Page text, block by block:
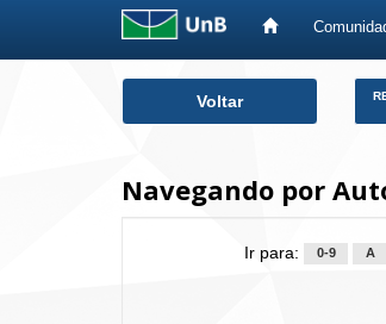
Voltar
Navegando por
Ir para: 0-9 A